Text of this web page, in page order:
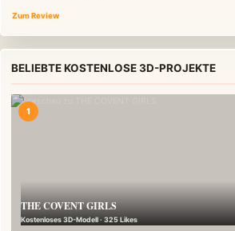
Zum Review
BELIEBTE KOSTENLOSE 3D-PROJEKTE
THE COVENT GIRLS
Kostenloses 3D-Modell · 325 Likes